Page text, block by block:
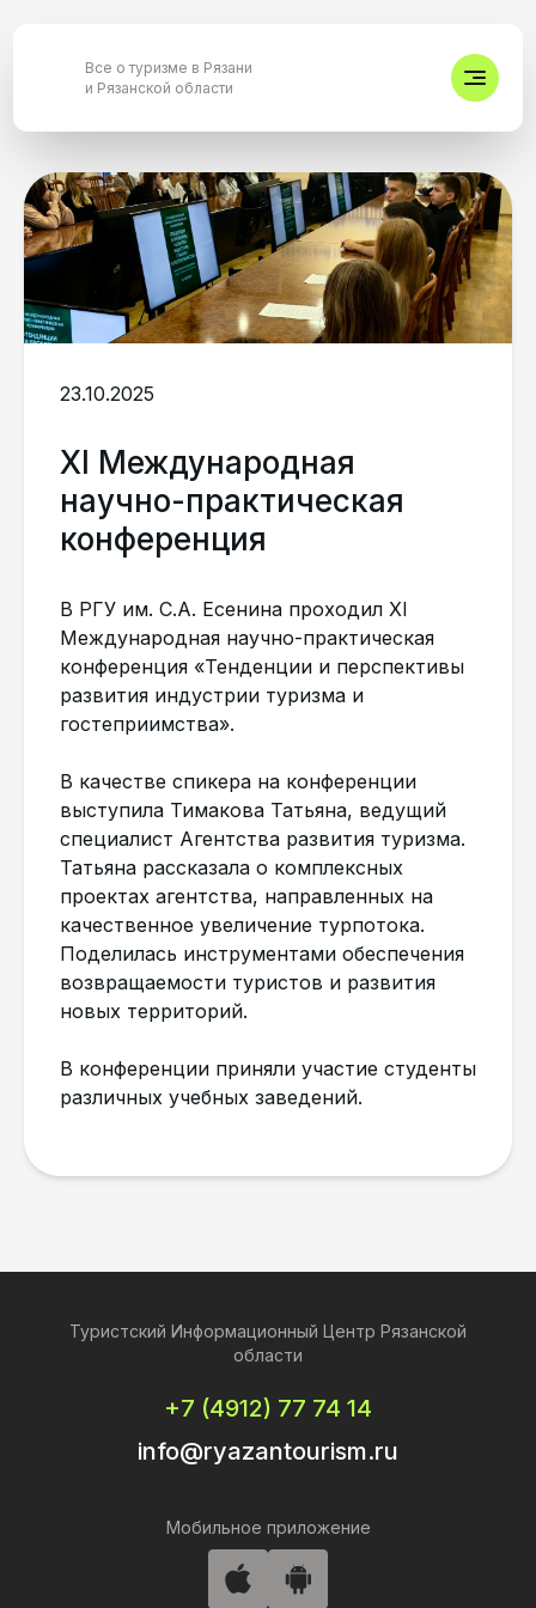
Все о туризме в Рязани
и Рязанской области
23.10.2025
XI Международная
научно-практическая
конференция
В РГУ им. С.А. Есенина проходил XI
Международная научно-практическая
конференция «Тенденции и перспективы
развития индустрии туризма и
гостеприимства».
В качестве спикера на конференции
выступила Тимакова Татьяна, ведущий
специалист Агентства развития туризма.
Татьяна рассказала о комплексных
проектах агентства, направленных на
качественное увеличение турпотока.
Поделилась инструментами обеспечения
возвращаемости туристов и развития
новых территорий.
В конференции приняли участие студенты
различных учебных заведений.
Туристский Информационный Центр Рязанской
области
+7 (4912) 77 74 14
info@ryazantourism.ru
Мобильное приложение